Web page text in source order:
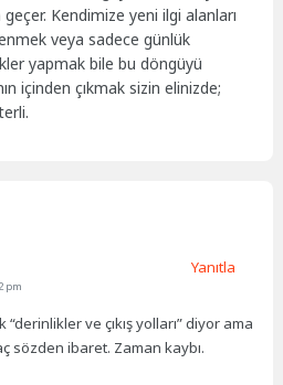
Kendimize yeni ilgi alanları
veya sadece günlük
yapmak bile bu döngüyü
içinden çıkmak sizin elinizde;
pm
“derinlikler ve çıkış yolları” diyor ama
sözden ibaret. Zaman kaybı.
Yanıtla